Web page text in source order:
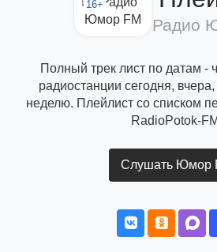
16+
Радио
Полный трек лист по датам -
радиостанции сегодня,
неделю. Плейлист со списком
RadioPotok-
Слушать Юмор